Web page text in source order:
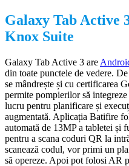
Galaxy Tab Active
Knox Suite
Galaxy Tab Active 3 are
din toate punctele de vedere.
se mândrește și cu certificarea
permite pompierilor să
lucru pentru planificare și
augmentată. Aplicația Batifire
automată de 13MP a tabletei și
pentru a scana coduri QR la
scanează codul, vor primi un
să opereze. Apoi pot folosi AR